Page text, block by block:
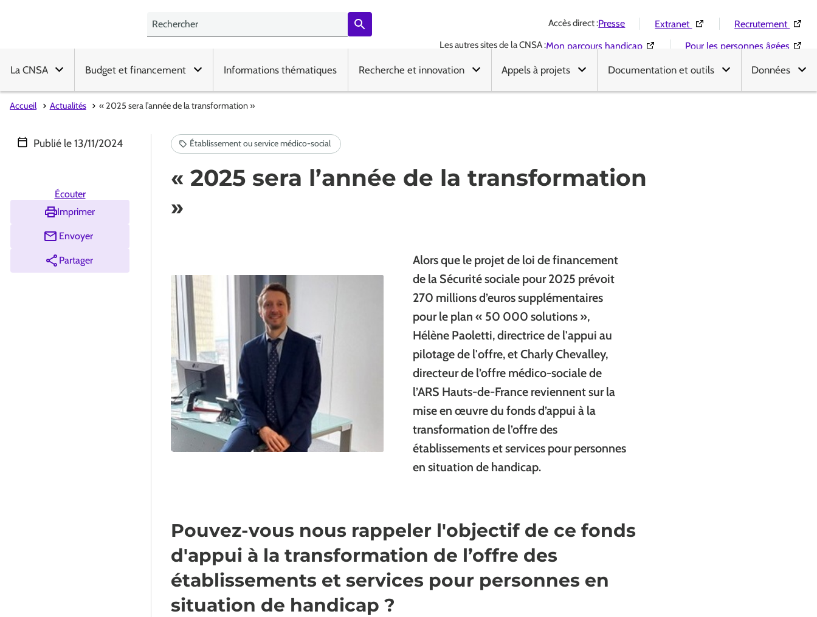
Accès direct :Presse Extranet (Ouverture dans une nouvelle
Recrutement
Les autres sites de la CNSA :Mon parcours handicap(Ouverture dans une nouvelle fenêtre)
Pour les personnes âgées
La CNSA Budget et financement Informations thématiques Recherche et innovation Appels à projets Documentation et outils Données
Accueil Actualités « 2025 sera l’année de la transformation »
« 2025 sera l’année de la transformation
»
Publié le13/11/2024
Écouter
Imprimer
Envoyer
Partager
Alors que le projet de loi de financement
de la Sécurité sociale pour 2025 prévoit
270 millions d’euros supplémentaires
pour le plan « 50 000 solutions »,
Hélène Paoletti, directrice de l'appui au
pilotage de l'offre, et Charly Chevalley,
directeur de l’offre médico-sociale de
l’ARS Hauts-de-France reviennent sur la
mise en œuvre du fonds d’appui à la
transformation de l’offre des
établissements et services pour personnes
en situation de handicap.
Pouvez-vous nous rappeler l'objectif de ce fonds
d'appui à la transformation de l’offre des
établissements et services pour personnes en
situation de handicap ?